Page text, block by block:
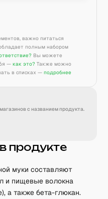
важно питаться
полным набором
Вы можете
— как это? Также можно
в списках — подробнее
с названием продукта.
продукте
муки составляют
и пищевые волокна
а также бета-глюкан.